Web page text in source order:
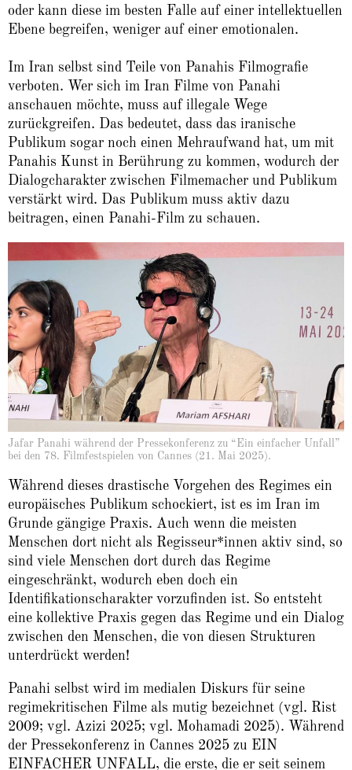
oder kann diese im besten Falle auf einer intellektuellen
Ebene begreifen, weniger auf einer emotionalen.
Im Iran selbst sind Teile von Panahis Filmografie
verboten. Wer sich im Iran Filme von Panahi
anschauen möchte, muss auf illegale Wege
zurückgreifen. Das bedeutet, dass das iranische
Publikum sogar noch einen Mehraufwand hat, um mit
Panahis Kunst in Berührung zu kommen, wodurch der
Dialogcharakter zwischen Filmemacher und Publikum
verstärkt wird. Das Publikum muss aktiv dazu
beitragen, einen Panahi-Film zu schauen.
Jafar Panahi während der Pressekonferenz zu “Ein einfacher Unfall”
bei den 78. Filmfestspielen von Cannes (21. Mai 2025).
Während dieses drastische Vorgehen des Regimes ein
europäisches Publikum schockiert, ist es im Iran im
Grunde gängige Praxis. Auch wenn die meisten
Menschen dort nicht als Regisseur*innen aktiv sind, so
sind viele Menschen dort durch das Regime
eingeschränkt, wodurch eben doch ein
Identifikationscharakter vorzufinden ist. So entsteht
eine kollektive Praxis gegen das Regime und ein Dialog
zwischen den Menschen, die von diesen Strukturen
unterdrückt werden!
Panahi selbst wird im medialen Diskurs für seine
regimekritischen Filme als mutig bezeichnet (vgl. Rist
2009; vgl. Azizi 2025; vgl. Mohamadi 2025). Während
der Pressekonferenz in Cannes 2025 zu EIN
EINFACHER UNFALL, die erste, die er seit seinem